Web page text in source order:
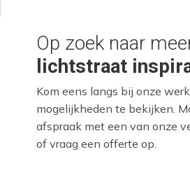
Op zoek naar
lichtstraat
Kom eens langs bij onze
mogelijkheden te bekijken.
afspraak met een van onze
of vraag een offerte op.